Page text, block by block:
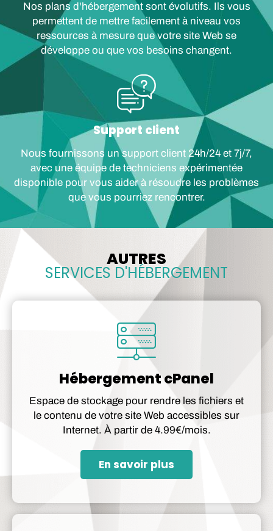
Nos plans d'hébergement sont évolutifs. Ils vous
permettent de mettre facilement à niveau vos
ressources à mesure que votre site Web se
développe ou que vos besoins changent.
Support client
Nous fournissons un support client 24h/24 et 7j/7,
avec une équipe de techniciens expérimentée
disponible pour vous aider à résoudre les problèmes
que vous pourriez rencontrer.
AUTRES
SERVICES D'HÉBERGEMENT
Hébergement cPanel
Espace de stockage pour rendre les fichiers et
le contenu de votre site Web accessibles sur
Internet. À partir de 4.99€/mois.
En savoir plus